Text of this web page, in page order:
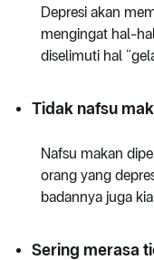
Depresi akan
mengingat hal-
diselimuti hal
Tidak nafsu
Nafsu makan
orang yang
badannya juga
Sering merasa